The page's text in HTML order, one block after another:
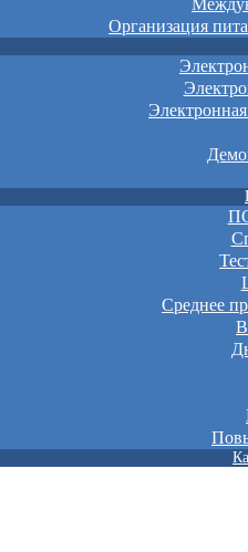
Организация
Среднее